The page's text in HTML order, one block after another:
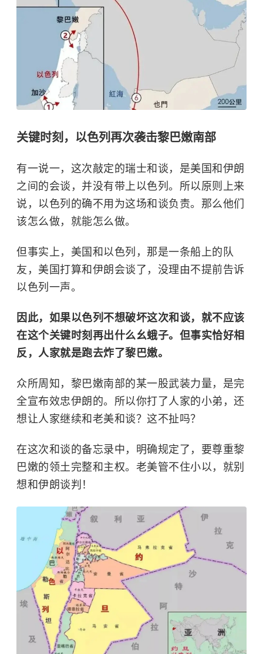
关键时刻，以色列再次袭击黎巴嫩南部
有一说一，这次敲定的瑞士和谈，是美国和伊朗
之间的会谈，并没有带上以色列。所以原则上来
说，以色列的确不用为这场和谈负责。那么他们
该怎么做，就能怎么做。
但事实上，美国和以色列，那是一条船上的队
友，美国打算和伊朗会谈了，没理由不提前告诉
以色列一声。
因此，如果以色列不想破坏这次和谈，就不应该
在这个关键时刻再出什么幺蛾子。但事实恰好相
反，人家就是跑去炸了黎巴嫩。
众所周知，黎巴嫩南部的某一股武装力量，是完
全宣布效忠伊朗的。所以你打了人家的小弟，还
想让人家继续和老美和谈？这不扯吗？
在这次和谈的备忘录中，明确规定了，要尊重黎
巴嫩的领土完整和主权。老美管不住小以，就别
想和伊朗谈判！